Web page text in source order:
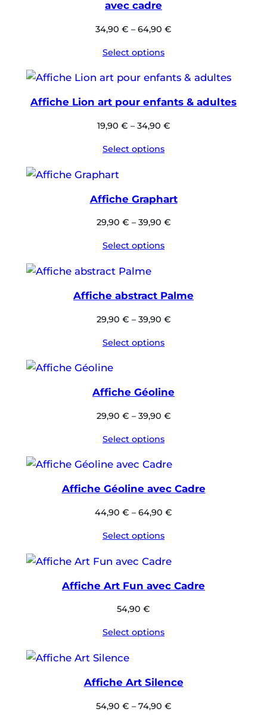
avec cadre
34,90 € –64,90 €
Select options
Affiche Lion art pour enfants & adultes
19,90 € –34,90 €
Select options
Affiche Graphart
29,90 € –39,90 €
Select options
Affiche abstract Palme
29,90 € –39,90 €
Select options
Affiche Géoline
29,90 € –39,90 €
Select options
Affiche Géoline avec Cadre
44,90 € –64,90 €
Select options
Affiche Art Fun avec Cadre
54,90 €
Select options
Affiche Art Silence
54,90 € –74,90 €